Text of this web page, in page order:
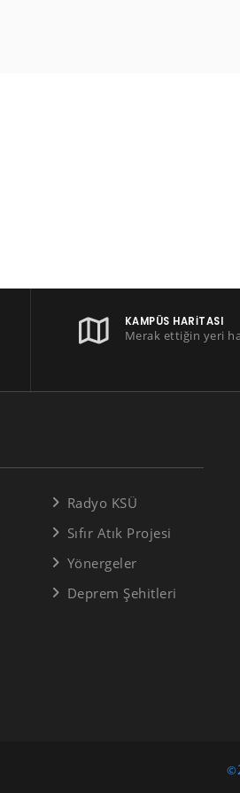
KAMPÜS HARITASI
Merak ettiğin yeri
Radyo KSÜ
Sıfır Atık Projesi
Yönergeler
Deprem Şehitleri
©